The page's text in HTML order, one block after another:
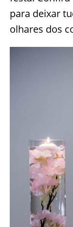
para deixar
olhares dos